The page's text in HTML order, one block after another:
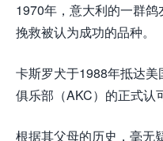
1970年，意大利的一群
挽救被认为成功的品种。
卡斯罗犬于1988年抵达
俱乐部（AKC）的正式认
根据其父母的历史，毫无